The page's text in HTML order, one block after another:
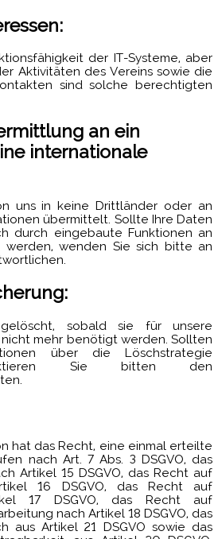
der IT-Systeme, aber
Aktivitäten des Vereins sowie die
sind solche berechtigten
an ein
internationale
uns in keine Drittländer oder an
übermittelt. Sollte Ihre Daten
durch eingebaute Funktionen an
werden, wenden Sie sich bitte an
sobald sie für unsere
mehr benötigt werden. Sollten
über die Löschstrategie
Sie bitten den
hat das Recht, eine einmal erteilte
nach Art. 7 Abs. 3 DSGVO, das
Artikel 15 DSGVO, das Recht auf
16 DSGVO, das Recht auf
17 DSGVO, das Recht auf
nach Artikel 18 DSGVO, das
aus Artikel 21 DSGVO sowie das